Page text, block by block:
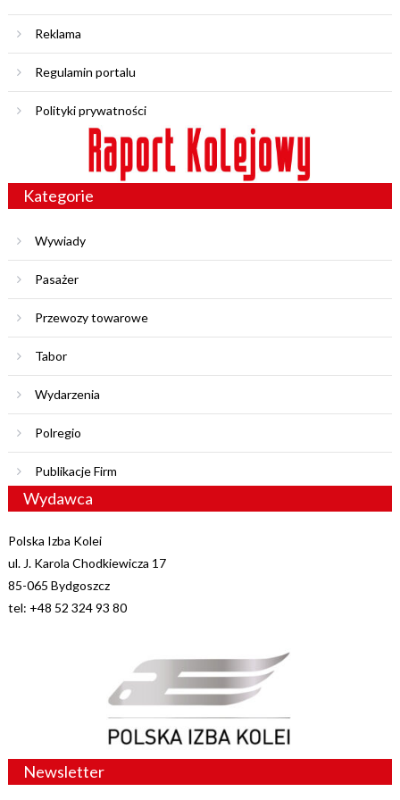
Reklama
Regulamin portalu
Polityki prywatności
Kategorie
Wywiady
Pasażer
Przewozy towarowe
Tabor
Wydarzenia
Polregio
Publikacje Firm
Wydawca
Polska Izba Kolei
ul. J. Karola Chodkiewicza 17
85-065 Bydgoszcz
tel: +48 52 324 93 80
Newsletter